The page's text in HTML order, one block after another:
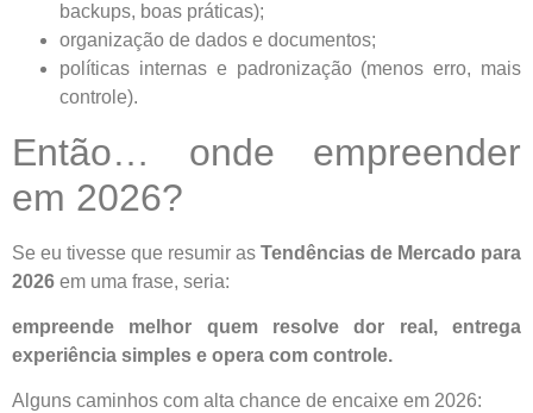
backups, boas práticas);
organização de dados e documentos;
políticas internas e padronização (menos erro, mais
controle).
Então… onde empreender
em 2026?
Se eu tivesse que resumir as Tendências de Mercado para
2026 em uma frase, seria:
empreende melhor quem resolve dor real, entrega
experiência simples e opera com controle.
Alguns caminhos com alta chance de encaixe em 2026: